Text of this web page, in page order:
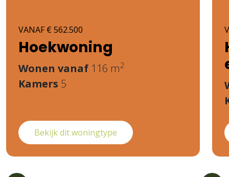
VANAF € 562.500
Hoekwoning
Wonen vanaf 116 m2
Kamers 5
Bekijk dit woningtype